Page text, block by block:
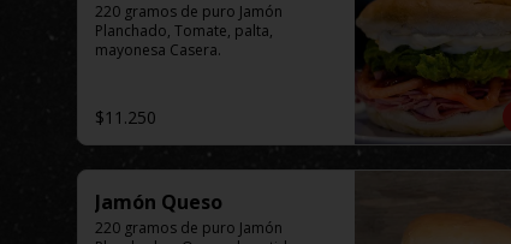
220 gramos de puro Jamón
Planchado, Tomate, palta,
mayonesa Casera.
$11.250
Jamón Queso
220 gramos de puro Jamón